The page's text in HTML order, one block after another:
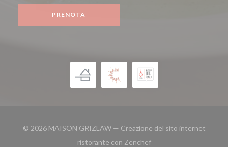
PRENOTA
© 2026 MAISON GRIZLAW — Creazione del sito internet
ristorante con Zenchef((apre una nuova